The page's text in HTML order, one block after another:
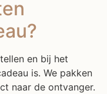
en bij het
is. We pakken
naar de ontvanger.